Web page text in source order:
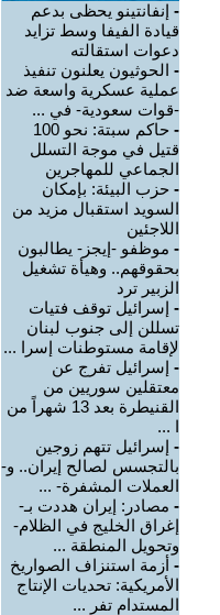
- إنفانتينو يحظى بدعم
قيادة الفيفا وسط تزايد
دعوات استقالته
- الحوثيون يعلنون تنفيذ
عملية عسكرية واسعة ضد
-قوات سعودية- في ...
-
حاكم سبتة: نحو 100
قتيل في موجة التسلل
الجماعي للمهاجرين
- حزب البيئة: بإمكان
السويد استقبال مزيد من
اللاجئين
- موظفو -إيجز- يطالبون
بحقوقهم.. وهيأة تشغيل
الزبير ترد
- إسرائيل توقف فتيات
تسللن إلى جنوب لبنان
لإقامة مستوطنات إسرا ...
- إسرائيل تفرج عن
معتقلين سوريين من
القنيطرة بعد 13 شهراً من
ا ...
- إسرائيل تتهم زوجين
بالتجسس لصالح إيران.. و-
العملات المشفرة- ...
- مصادر: إيران هددت بـ-
إغراق الخليج في الظلام-
وتحويل المنطقة ...
- أزمة استنزاف الصواريخ
الأمريكية: تحديات الإنتاج
المستدام تفر ...